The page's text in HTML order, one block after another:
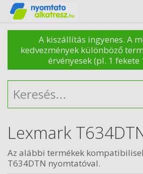
A kiszállítás ingyenes. A
kedvezmények különböző
érvényesek (pl. 1 fekete
Lexmark
Az alábbi termékek
T634DTN nyomtatóval.